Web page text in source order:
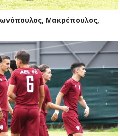
Μακρόπουλος,